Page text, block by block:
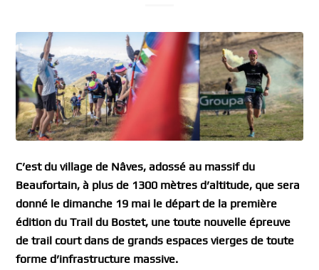
C’est du village de Nâves, adossé au massif du
Beaufortain, à plus de 1300 mètres d’altitude, que sera
donné le dimanche 19 mai le départ de la première
édition du Trail du Bostet, une toute nouvelle épreuve
de trail court dans de grands espaces vierges de toute
forme d’infrastructure massive.